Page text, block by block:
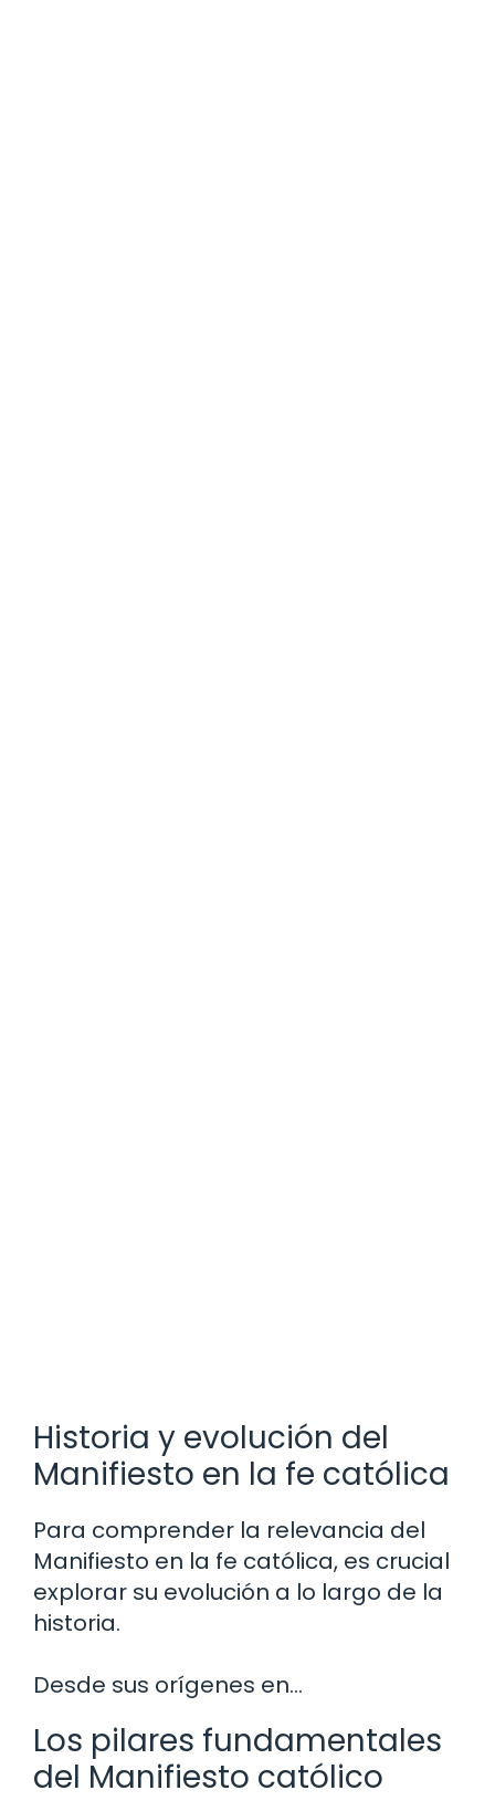
Historia y evolución del
Manifiesto en la fe católica
Para comprender la relevancia del
Manifiesto en la fe católica, es crucial
explorar su evolución a lo largo de la
historia.
Desde sus orígenes en…
Los pilares fundamentales
del Manifiesto católico